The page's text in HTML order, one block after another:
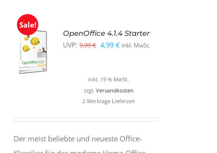
Sale!
IN DEN
OpenOffice 4.1.4 Starter
UVP: 9,99€ Ursprünglicher
4,99€Aktueller
inkl. MwSt.
inkl. 19 % MwSt.
zzgl. Versandkosten
2 Werktage Lieferzeit
Der meist beliebte und neueste Office-